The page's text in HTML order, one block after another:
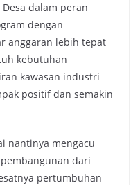
dalam peran
dengan
anggaran lebih tepat
kebutuhan
kawasan industri
positif dan semakin
nantinya mengacu
dari
pertumbuhan